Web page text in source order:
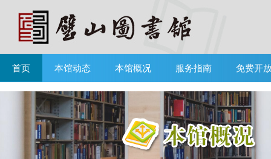
首页 本馆动态 本馆概况 服务指南 免费开